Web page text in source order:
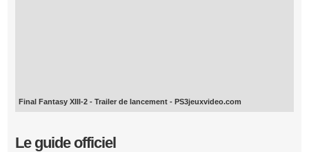
Final Fantasy XIII-2 - Trailer de lancement - PS3jeuxvideo.com
Le guide officiel